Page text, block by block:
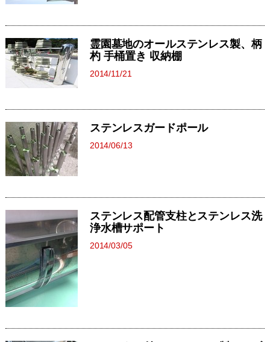
霊園墓地のオールステンレス製、柄
杓 手桶置き 収納棚
2014/11/21
ステンレスガードポール
2014/06/13
ステンレス配管支柱とステンレス洗
浄水槽サポート
2014/03/05